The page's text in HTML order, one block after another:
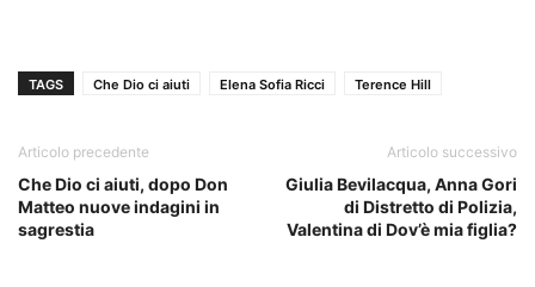
TAGS Che Dio ci aiuti Elena Sofia Ricci Terence Hill
Articolo precedente
Che Dio ci aiuti, dopo Don
Matteo nuove indagini in
sagrestia
Articolo successivo
Giulia Bevilacqua, Anna Gori
di Distretto di Polizia,
Valentina di Dov’è mia figlia?